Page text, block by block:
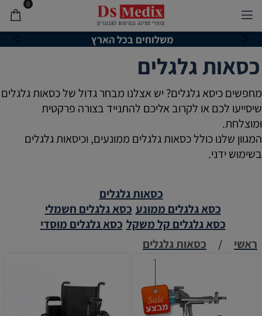
לייעוץ והזמנות חייגו
0
כסאות גלגלים
מחפשים כיסא גלגלים? יש אצלנו מבחר גדול של כסאות גלגלים
שיסייעו לכם או לקרוב אליכם להתנייד בצורה פרקטית
ומוצלחת.
המגוון שלנו כולל כסאות גלגלים ממונעים, וכיסאות גלגלים
בשימוש ידני.
כסאות גלגלים
כסא גלגלים ממונע כסא גלגלים חשמלי
כסא גלגלים קל משקל כסא גלגלים מוסדי
ראשי
/ כסאות גלגלים